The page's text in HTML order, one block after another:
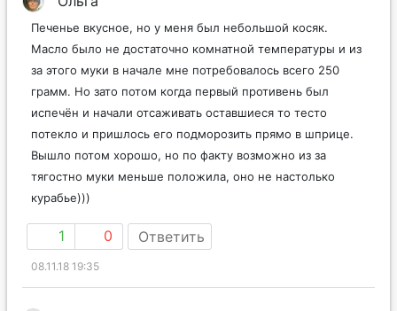
Печенье вкусное, но у меня был небольшой косяк.
Масло было не достаточно комнатной температуры и из
за этого муки в начале мне потребовалось всего 250
грамм. Но зато потом когда первый противень был
испечён и начали отсаживать оставшиеся то тесто
потекло и пришлось его подморозить прямо в шприце.
Вышло потом хорошо, но по факту возможно из за
тягостно муки меньше положила, оно не настолько
курабье)))
1 0 Ответить
08.11.18 19:35